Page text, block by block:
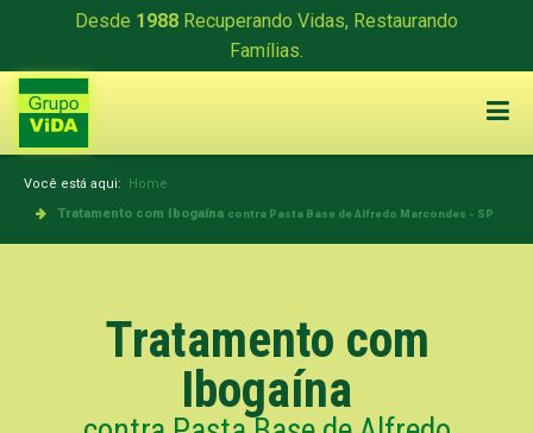
Desde 1988 Recuperando Vidas, Restaurando
Famílias.
Você está aqui: Home
Tratamento com Ibogaína contra Pasta Base de Alfredo Marcondes - SP
Tratamento com
Ibogaína